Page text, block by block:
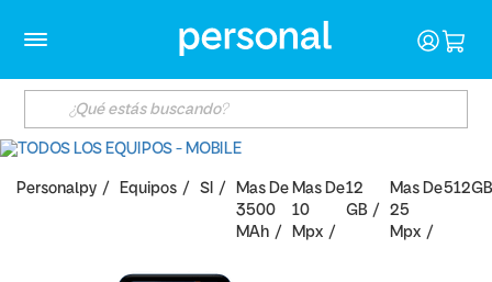
Personalpy Equipos SI
Mas De
3500
MAh
Mas De
10
Mpx
12
GB
Mas De
25
Mpx
512GB